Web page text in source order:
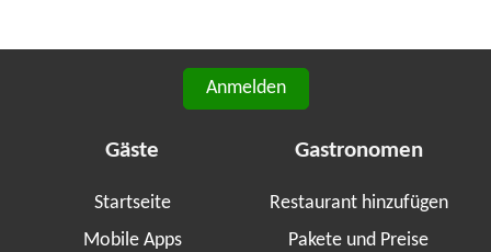
Anmelden
Gäste
Startseite
Mobile Apps
Gastronomen
Restaurant hinzufügen
Pakete und Preise